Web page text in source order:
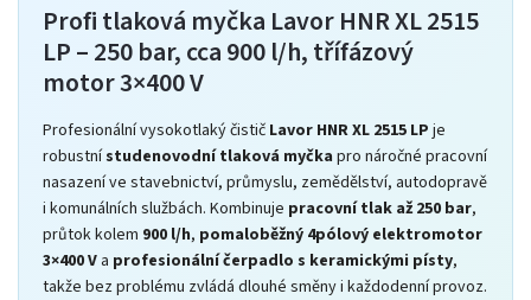
Profi tlaková myčka Lavor HNR XL 2515
LP – 250 bar, cca 900 l/h, třífázový
motor 3×400 V
Profesionální vysokotlaký čistič Lavor HNR XL 2515 LP je
robustnístudenovodní tlaková myčka pro náročné pracovní
nasazení ve stavebnictví, průmyslu, zemědělství, autodopravě
i komunálních službách. Kombinuje pracovní tlak až 250 bar,
průtok kolem 900 l/h, pomaloběžný 4pólový elektromotor
3×400 V a profesionální čerpadlo s keramickými písty,
takže bez problému zvládá dlouhé směny i každodenní provoz.